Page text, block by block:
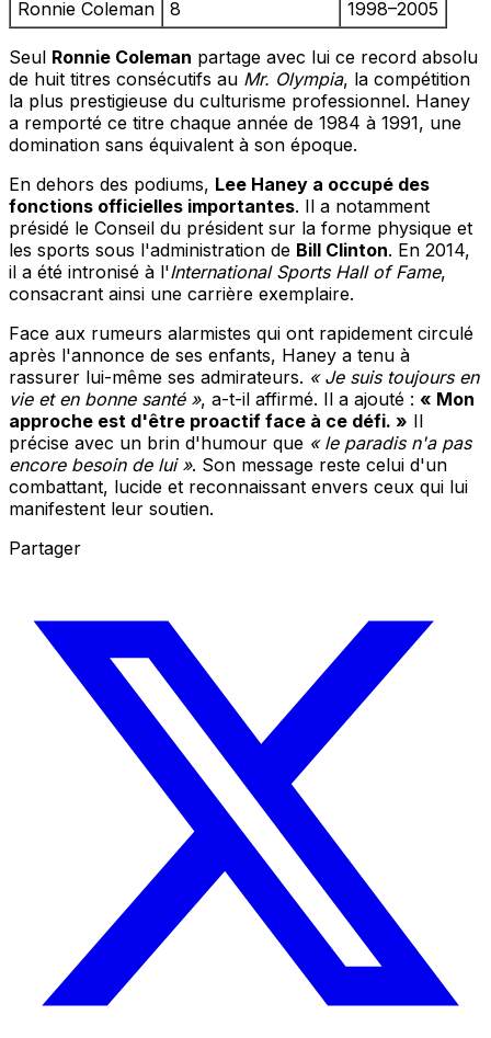
Ronnie Coleman 8 1998–2005
Seul Ronnie Coleman partage avec lui ce record absolu
de huit titres consécutifs au Mr. Olympia, la compétition
la plus prestigieuse du culturisme professionnel. Haney
a remporté ce titre chaque année de 1984 à 1991, une
domination sans équivalent à son époque.
En dehors des podiums, Lee Haney a occupé des
fonctions officielles importantes. Il a notamment
présidé le Conseil du président sur la forme physique et
les sports sous l'administration de Bill Clinton. En 2014,
il a été intronisé à l'International Sports Hall of Fame,
consacrant ainsi une carrière exemplaire.
Face aux rumeurs alarmistes qui ont rapidement circulé
après l'annonce de ses enfants, Haney a tenu à
rassurer lui-même ses admirateurs. « Je suis toujours en
vie et en bonne santé », a-t-il affirmé. Il a ajouté : « Mon
approche est d'être proactif face à ce défi. » Il
précise avec un brin d'humour que « le paradis n'a pas
encore besoin de lui ». Son message reste celui d'un
combattant, lucide et reconnaissant envers ceux qui lui
manifestent leur soutien.
Partager